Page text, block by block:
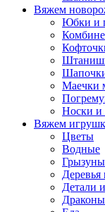
Вяжем
Юбки и
Маечки
Носки и
Вяжем
Цветы
Водные
Грызуны
Деревья
Детали